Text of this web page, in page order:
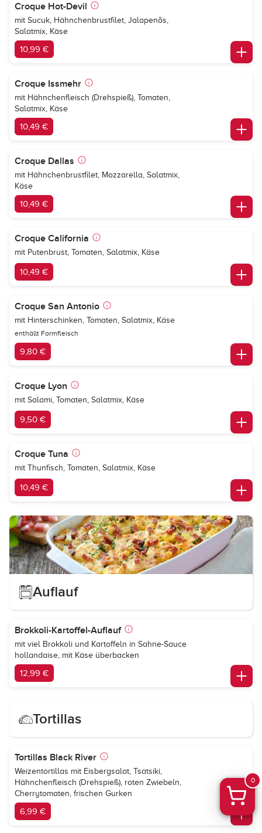
Croque Hot-Devil
mit Sucuk, Hähnchenbrustfilet, Jalapenõs,
Salatmix, Käse
10,99 €
Croque Issmehr
mit Hähnchenfleisch (Drehspieß), Tomaten,
Salatmix, Käse
10,49 €
Croque Dallas
mit Hähnchenbrustfilet, Mozzarella, Salatmix,
Käse
10,49 €
Croque California
mit Putenbrust, Tomaten, Salatmix, Käse
10,49 €
Croque San Antonio
mit Hinterschinken, Tomaten, Salatmix, Käse
enthällt Formfleisch
9,80 €
Croque Lyon
mit Salami, Tomaten, Salatmix, Käse
9,50 €
Croque Tuna
mit Thunfisch, Tomaten, Salatmix, Käse
10,49 €
Auflauf
Brokkoli-Kartoffel-Auflauf
mit viel Brokkoli und Kartoffeln in Sahne-Sauce
hollandaise, mit Käse überbacken
12,99 €
Tortillas
Tortillas Black River
Weizentortillas mit Eisbergsalat, Tsatsiki,
Hähnchenfleisch (Drehspieß), roten Zwiebeln,
Cherrytomaten, frischen Gurken
6,99 €
0